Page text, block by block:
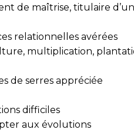
de maîtrise, titulaire
relationnelles avérées
multiplication,
de serres appréciée
difficiles
aux évolutions